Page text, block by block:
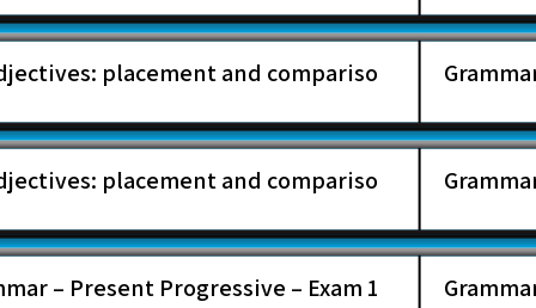
placement and compariso ...
placement and compariso ...
– Present Progressive – Exam 1